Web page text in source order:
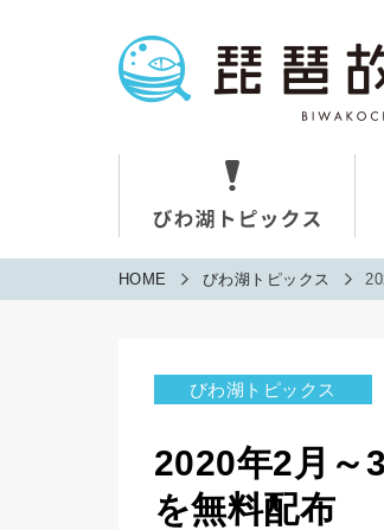
HOME びわ湖トピックス
びわ湖トピックス
2020年2月～
を無料配布